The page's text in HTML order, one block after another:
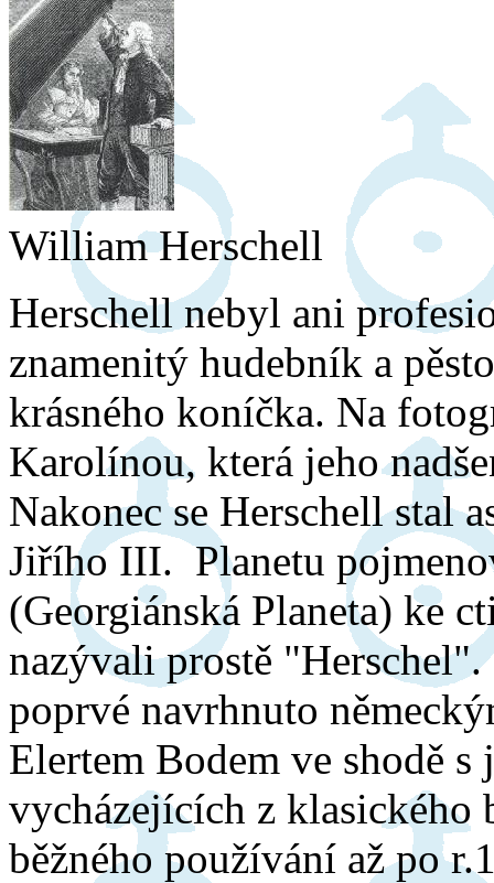
William Herschell
Herschell nebyl ani
znamenitý hudebník a
krásného koníčka. Na
Karolínou, která jeho
Nakonec se Herschell stal
Jiřího III. Planetu
(Georgiánská Planeta) ke
nazývali prostě
poprvé navrhnuto
Elertem Bodem ve shodě
vycházejících z klasického
běžného používání až po